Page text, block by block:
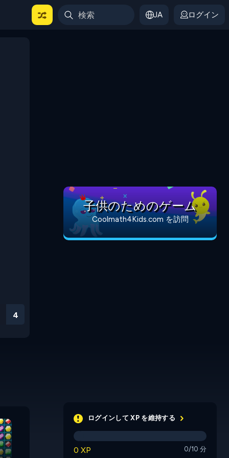
JA ログイン
3
Candy Word
子供のためのゲーム
Coolmath4Kids.com を訪問
ログインして XP を維持する
0 XP 0/10 分